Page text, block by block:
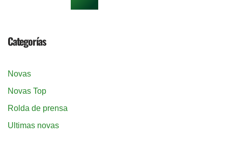
Categorías
Novas
Novas Top
Rolda de prensa
Ultimas novas